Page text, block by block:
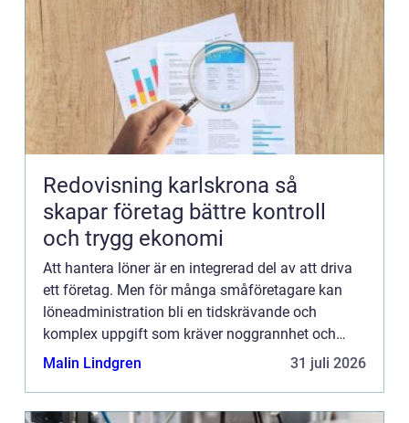
Redovisning karlskrona så
skapar företag bättre kontroll
och trygg ekonomi
Att hantera löner är en integrerad del av att driva
ett företag. Men för många småföretagare kan
löneadministration bli en tidskrävande och
komplex uppgift som kräver noggrannhet och
kunskap om aktu...
Malin Lindgren 31 juli 2026